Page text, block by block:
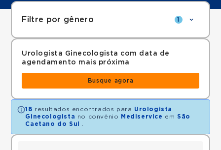
Filtre por gênero 1
Urologista Ginecologista com data de
agendamento mais próxima
Busque agora
18 resultados encontrados para Urologista
Ginecologista no convênio Mediservice em São
Caetano do Sul